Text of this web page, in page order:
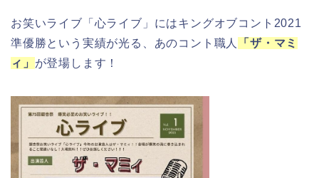
お笑いライブ「心ライブ」にはキングオブコント2021
準優勝という実績が光る、あのコント職人
「ザ・マミ
ィ」 が登場します！